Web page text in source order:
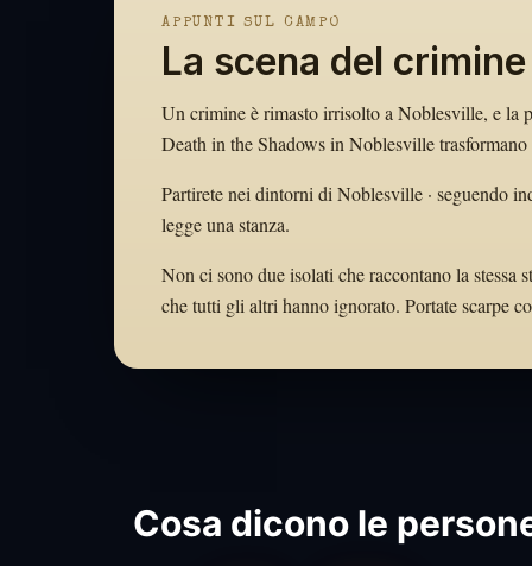
APPUNTI SUL CAMPO
La scena del
Un crimine è rimasto irrisolto a Noblesville, e la
Death in the Shadows in Noblesville
Partirete nei dintorni di Noblesville · seguendo
legge una stanza.
Non ci sono due isolati che raccontano la stessa
che tutti gli altri hanno ignorato. Portate scarpe
Cosa dicono le